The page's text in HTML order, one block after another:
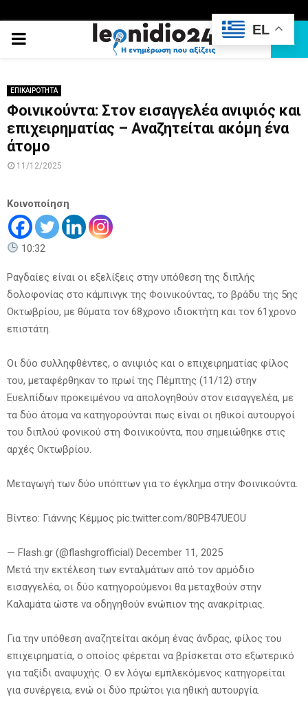
PRIMARY
ΕΠΙΚΑΙΡΟΤΗΤΑ
Φοινικούντα: Στον εισαγγελέα ανιψιός και
επιχειρηματίας – Αναζητείται ακόμη ένα
άτομο
11/12/2025
Κοινοποίηση
10:32
Ραγδαίες είναι οι εξελίξεις στην υπόθεση της διπλής
δολοφονίας στο κάμπινγκ της Φοινικούντας, το βράδυ της 5ης
Οκτωβρίου, με θύματα τον 68χρονο ιδιοκτήτη και τον 61χρονο
επιστάτη.
Οι δύο συλληφθέντες, ο ανιψιός και ο επιχειρηματίας φίλος
του, μεταφέρθηκαν το πρωί της Πέμπτης (11/12) στην
Ευελπίδων προκειμένου να απολογηθούν στον εισαγγελέα, με
τα δύο άτομα να κατηγορούνται πως είναι οι ηθικοί αυτουργοί
του διπλού φονικού στη Φοινικούντα, που σημειώθηκε στις
αρχές Οκτωβρίου.
Μεταγωγή των δύο υπόπτων για το έγκλημα στην Φοινικούντα.
Βίντεο: Γιάννης Κέμμος pic.twitter.com/80PB47UEOU
— Flash.gr (@flashgrofficial) December 11, 2025
Μετά την εκτέλεση των ενταλμάτων από τον αρμόδιο
εισαγγελέα, οι δύο κατηγορούμενοι θα μεταχθούν στην
Καλαμάτα ώστε να οδηγηθούν ενώπιον της ανακρίτριας.
Για την υπόθεση αναζητείται ακόμη ένας άνδρας, φίλος του
επιχειρηματία, ο οποίος φέρεται να βρίσκεται στο εξωτερικό
για ταξίδι αναψυχής. Ο εν λόγω εμπλεκόμενος κατηγορείται
για συνέργεια, ενώ οι δύο πρώτοι για ηθική αυτουργία.
EL